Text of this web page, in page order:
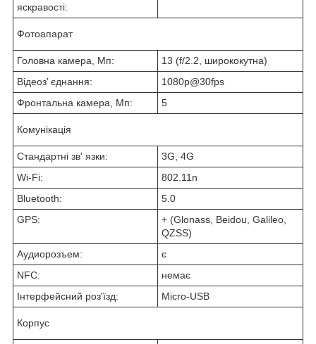
яскравості:
Фотоапарат
Головна камера, Мп:
13 (f/2.2, ширококутна)
Відеоз’ єднання:
1080p@30fps
Фронтальна камера, Мп:
5
Комунікація
Стандартні зв' язки:
3G, 4G
Wi-Fi:
802.11n
Bluetooth:
5.0
GPS:
+ (Glonass, Beidou, Galileo,
QZSS)
Аудиорозъем:
є
NFC:
немає
Інтерфейсний роз'їзд:
Micro-USB
Корпус